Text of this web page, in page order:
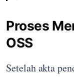
Proses
OSS
Setelah akta